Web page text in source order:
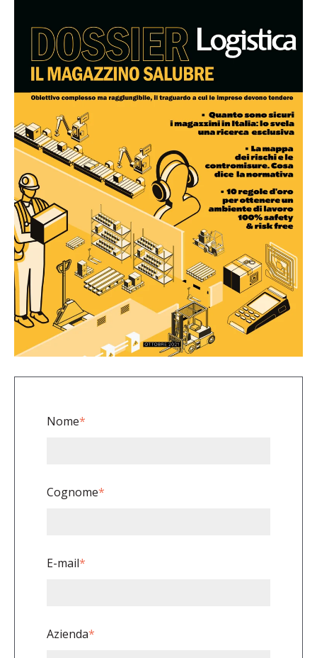
Nome*
Cognome*
E-mail*
Azienda*